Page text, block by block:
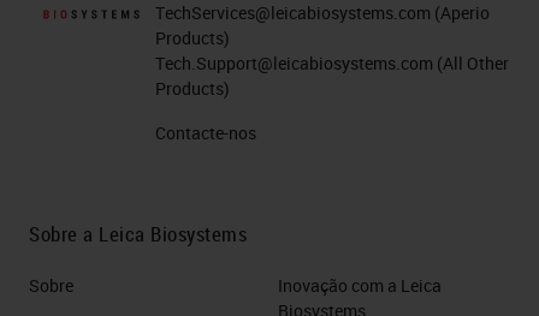
TechServices@leicabiosystems.com (Aperio
Products)
Tech.Support@leicabiosystems.com (All Other
Products)
Contacte-nos
Sobre a Leica Biosystems
Sobre
Inovação com a Leica
Biosystems